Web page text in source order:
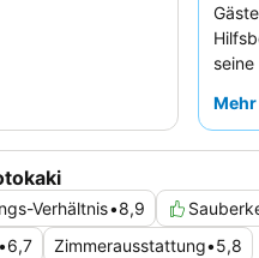
Verhältnis•8,9
•6,7 Zimmerausstattung•5,8